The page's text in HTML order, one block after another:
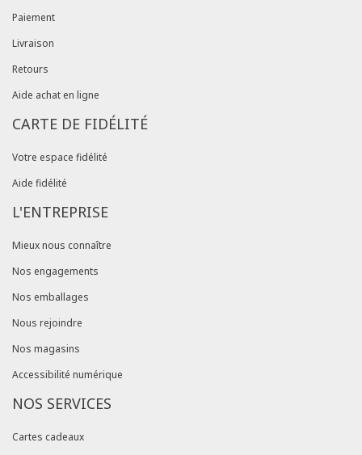
Paiement
Livraison
Retours
Aide achat en ligne
CARTE DE FIDÉLITÉ
Votre espace fidélité
Aide fidélité
L'ENTREPRISE
Mieux nous connaître
Nos engagements
Nos emballages
Nous rejoindre
Nos magasins
Accessibilité numérique
NOS SERVICES
Cartes cadeaux